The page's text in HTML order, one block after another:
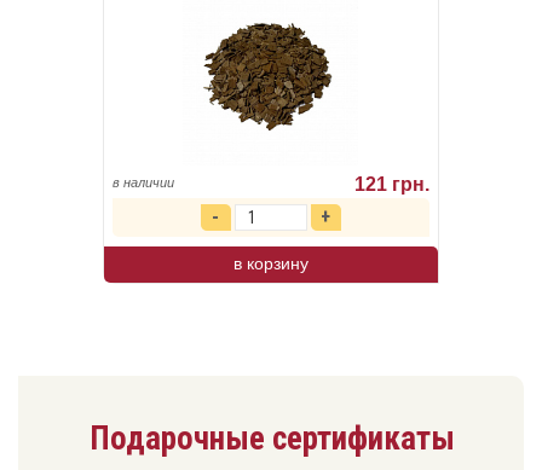
в наличии 121 грн.
в корзину
Подарочные сертификаты